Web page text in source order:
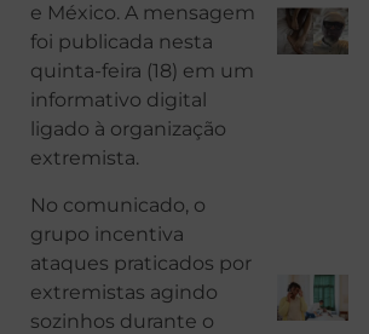
e México. A mensagem
foi publicada nesta
quinta-feira (18) em um
informativo digital
ligado à organização
extremista.
No comunicado, o
grupo incentiva
ataques praticados por
extremistas agindo
sozinhos durante o